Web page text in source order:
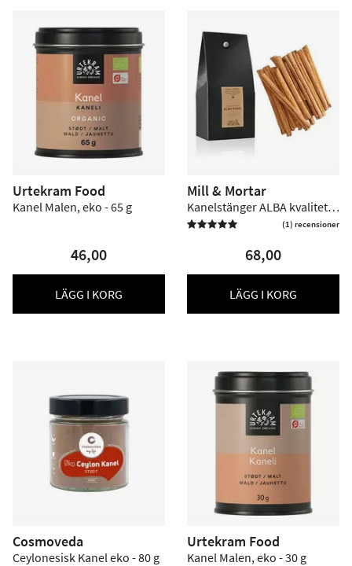
Urtekram Food
Kanel Malen, eko - 65 g
46,00
LÄGG I KORG
Mill & Mortar
Kanelstänger ALBA kvalitet
eko - 45 g
 (1) recensioner
68,00
LÄGG I KORG
Cosmoveda
Ceylonesisk Kanel eko - 80 g
Urtekram Food
Kanel Malen, eko - 30 g